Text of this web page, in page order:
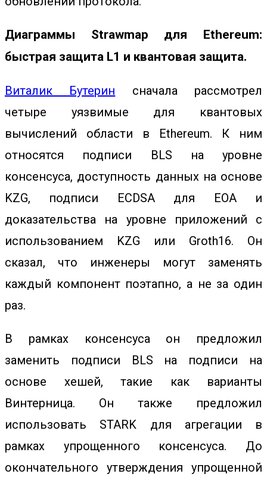
Диаграммы Strawmap для Ethereum:
быстрая защита L1 и квантовая защита.
Виталик Бутерин сначала рассмотрел
четыре уязвимые для квантовых
вычислений области в Ethereum. К ним
относятся подписи BLS на уровне
консенсуса, доступность данных на основе
KZG, подписи ECDSA для EOA и
доказательства на уровне приложений с
использованием KZG или Groth16. Он
сказал, что инженеры могут заменять
каждый компонент поэтапно, а не за один
раз.
В рамках консенсуса он предложил
заменить подписи BLS на подписи на
основе хешей, такие как варианты
Винтерница. Он также предложил
использовать STARK для агрегации в
рамках упрощенного консенсуса. До
окончательного утверждения упрощенной